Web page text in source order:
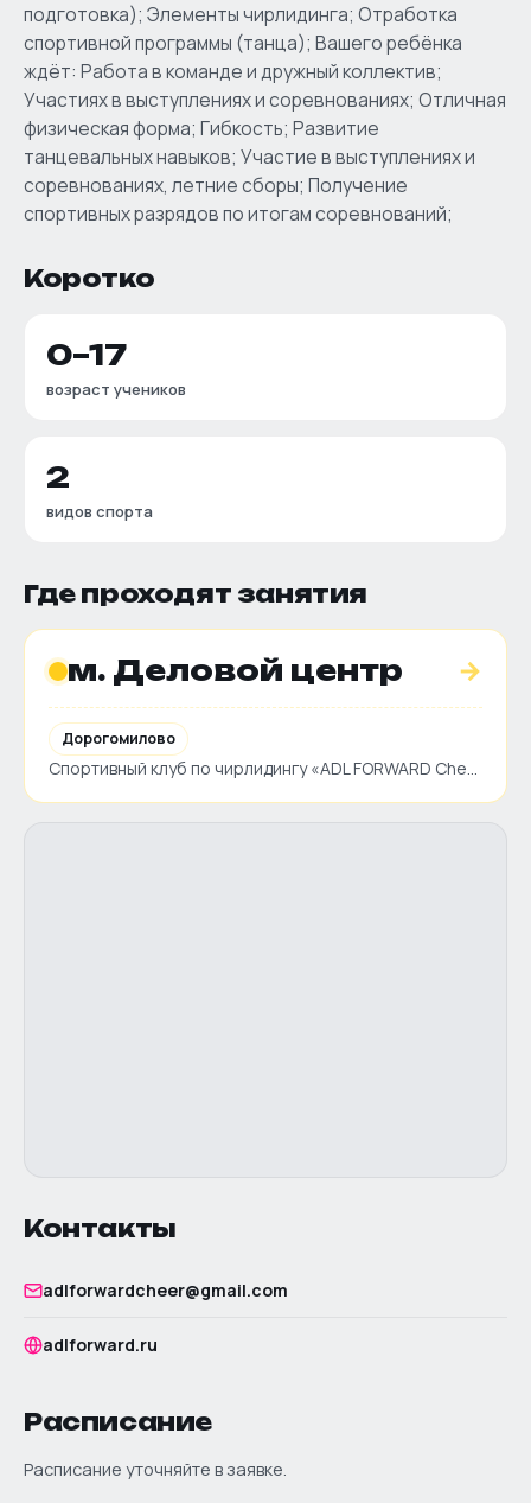
подготовка); Элементы чирлидинга; Отработка
спортивной программы (танца); Вашего ребёнка
ждёт: Работа в команде и дружный коллектив;
Участиях в выступлениях и соревнованиях; Отличная
физическая форма; Гибкость; Развитие
танцевальных навыков; Участие в выступлениях и
соревнованиях, летние сборы; Получение
спортивных разрядов по итогам соревнований;
Коротко
0–17
возраст учеников
2
видов спорта
Где проходят занятия
м. Деловой центр →
Дорогомилово
Спортивный клуб по чирлидингу «ADL FORWARD Cheer» · Кутузовский пр-кт, д. 24а
Контакты
adlforwardcheer@gmail.com
adlforward.ru
Расписание
Расписание уточняйте в заявке.